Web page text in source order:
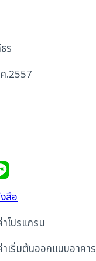
ร
.2557
สือ
โปรแกรม
เริ่มต้นออกแบบอาคาร